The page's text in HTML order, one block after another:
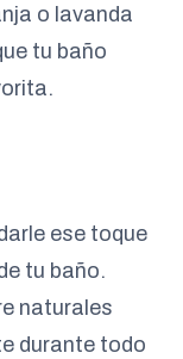
o lavanda
tu baño
ese toque
tu baño.
naturales
durante todo